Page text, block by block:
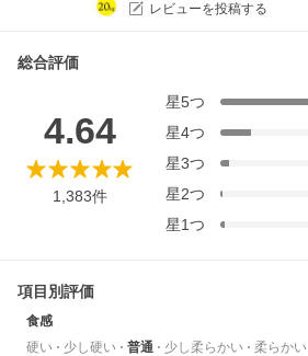
レビューを投稿する
総合評価
4.64
1,383件
星5つ
星4つ
星3つ
星2つ
星1つ
項目別評価
食感
硬い
少し硬い 普通 少し柔らかい 柔らかい